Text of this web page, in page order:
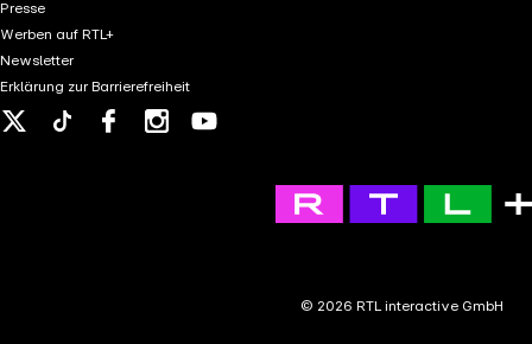
Presse
Werben auf RTL+
Newsletter
Erklärung zur Barrierefreiheit
Tiktok FacebookInstagram
© 2026 RTL interactive GmbH